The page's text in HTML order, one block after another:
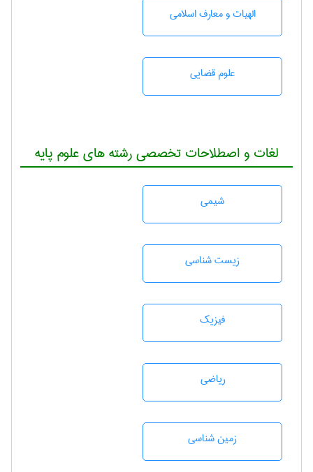
الهیات و معارف اسلامی
علوم قضایی
لغات و اصطلاحات تخصصی رشته های علوم پایه
شيمی
زيست شناسی
فیزیک
رياضی
زمين شناسی